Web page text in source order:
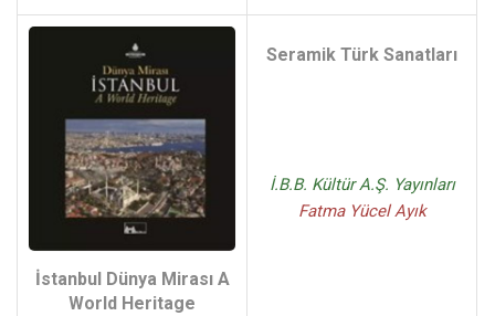
İstanbul Dünya Mirası A
World Heritage
Seramik Türk Sanatları
İ.B.B. Kültür A.Ş. Yayınları
Fatma Yücel Ayık